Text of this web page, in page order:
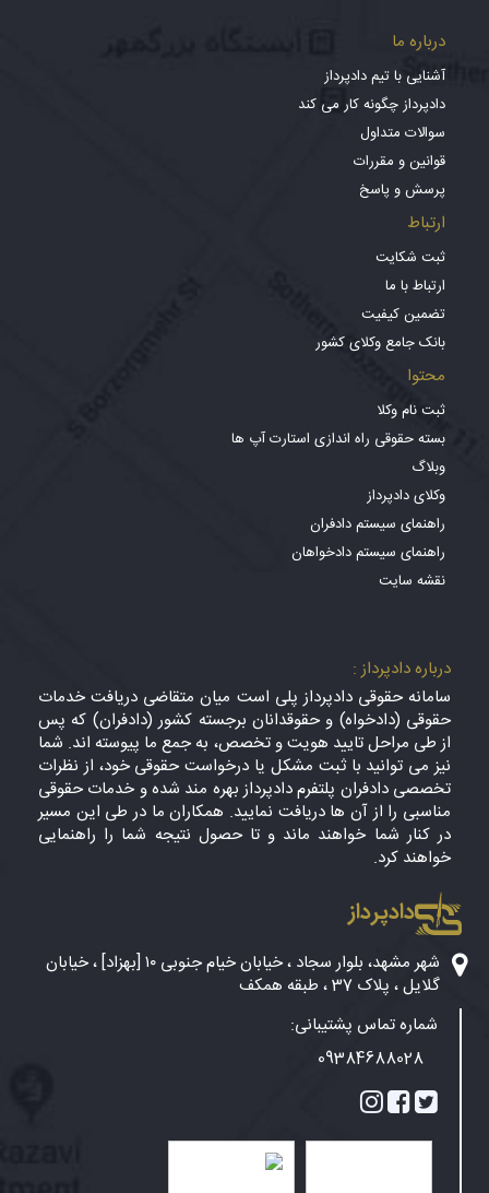
درباره ما
آشنایی با تیم دادپرداز
دادپرداز چگونه کار می کند
سوالات متداول
قوانین و مقررات
پرسش و پاسخ
ارتباط
ثبت شکایت
ارتباط با ما
تضمین کیفیت
بانک جامع وکلای کشور
محتوا
ثبت نام وکلا
بسته حقوقی راه اندازی استارت آپ ها
وبلاگ
وکلای دادپرداز
راهنمای سیستم دادفران
راهنمای سیستم دادخواهان
نقشه سایت
درباره دادپرداز :
سامانه حقوقی دادپرداز پلی است میان متقاضی دریافت خدمات
حقوقی (دادخواه) و حقوقدانان برجسته کشور (دادفران) که پس
از طی مراحل تایید هویت و تخصص، به جمع ما پیوسته اند. شما
نیز می توانید با ثبت مشکل یا درخواست حقوقی خود، از نظرات
تخصصی دادفران پلتفرم دادپرداز بهره مند شده و خدمات حقوقی
مناسبی را از آن ها دریافت نمایید. همکاران ما در طی این مسیر
در کنار شما خواهند ماند و تا حصول نتیجه شما را راهنمایی
خواهند کرد.
دادپرداز
شهر مشهد، بلوار سجاد ، خیابان خیام جنوبی ۱۰ [بهزاد] ، خیابان
گلایل ، پلاک 37 ، طبقه همکف
شماره تماس پشتیبانی:
09384688028